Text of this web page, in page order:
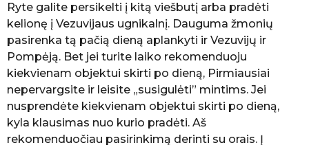
Ryte galite persikelti į kitą viešbutį arba pradėti
kelionę į Vezuvijaus ugnikalnį. Dauguma žmonių
pasirenka tą pačią dieną aplankyti ir Vezuvijų ir
Pompėją. Bet jei turite laiko rekomenduoju
kiekvienam objektui skirti po dieną, Pirmiausiai
nepervargsite ir leisite „susigulėti” mintims. Jei
nusprendėte kiekvienam objektui skirti po dieną,
kyla klausimas nuo kurio pradėti. Aš
rekomenduočiau pasirinkimą derinti su orais. Į